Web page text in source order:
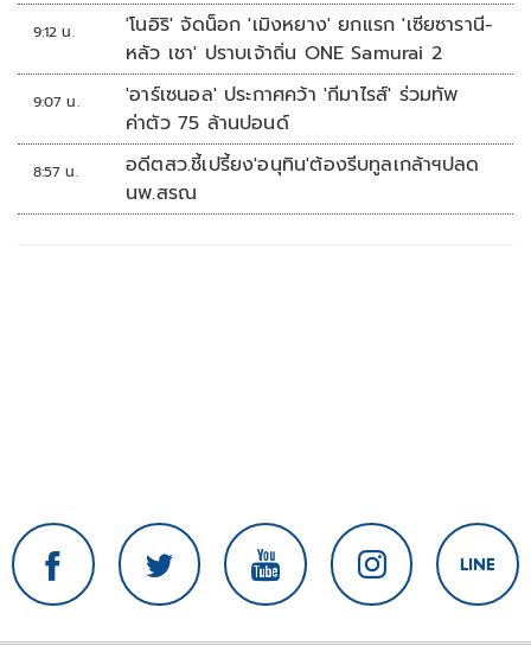
9:12 น.
'โนอิริ' จัดน็อก 'เมิงหยาง' ยกแรก 'เซียซารานี-
หลัว เชา' ปราบเจ้าถิ่น ONE Samurai 2
9:07 น.
'อาร์เซนอล' ประกาศคว้า 'กีมาไรส์' ร่วมทัพ
ค่าตัว 75 ล้านปอนด์
8:57 น.
อดีตสว.ชี้เปรี้ยง'อนุทิน'ต้องรีบทูลเกล้าฯปลด
นพ.สรณ